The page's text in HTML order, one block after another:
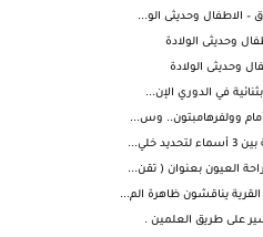
– الاطفال وحديثى الو...
وحديثى الولادة
وحديثى الولادة
في الدوري الإن...
وولفرهامبتون.. وس...
خلي...
العيون بعنوان ( تقن...
يناقشون ظاهرة الم...
على طريق العلمين .